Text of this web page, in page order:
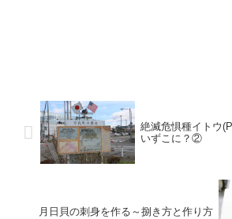
絶滅危惧種イトウ
いずこに？②
月日貝の刺身を作る～捌き方と作り方